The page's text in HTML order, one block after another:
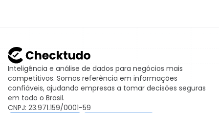
Inteligência e análise de dados para negócios mais
competitivos. Somos referência em informações
confiáveis, ajudando empresas a tomar decisões seguras
em todo o Brasil.
CNPJ: 23.971.159/0001-59